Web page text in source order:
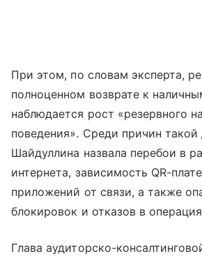
При этом, по словам эксперта,
полноценном возврате к
наблюдается рост «резервного
поведения». Среди причин
Шайдуллина назвала перебои в
интернета, зависимость QR-
приложений от связи, а также
блокировок и отказов в
Глава аудиторско-